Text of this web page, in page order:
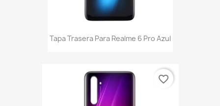
Tapa Trasera Para Realme 6 Pro Azul
favorite_border